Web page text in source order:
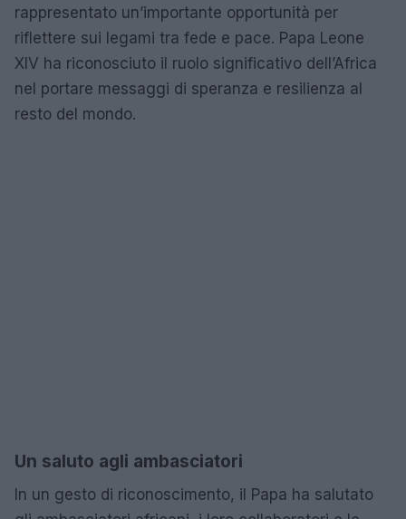
rappresentato un’importante opportunità per
riflettere sui legami tra fede e pace. Papa Leone
XIV ha riconosciuto il ruolo significativo dell’Africa
nel portare messaggi di speranza e resilienza al
resto del mondo.
Un saluto agli ambasciatori
In un gesto di riconoscimento, il Papa ha salutato